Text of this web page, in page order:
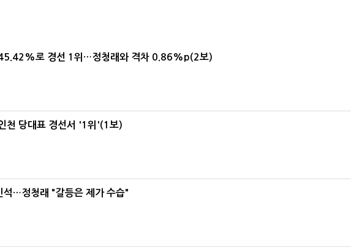
로 경선 1위…정청래와 격차 0.86%p(2보)
천 당대표 경선서 '1위'(1보)
석…정청래 "갈등은 제가 수습"